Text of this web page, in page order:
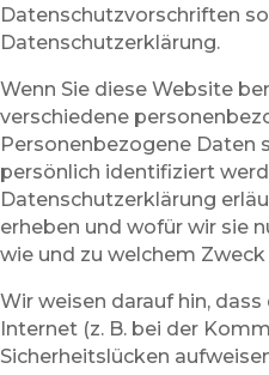
Datenschutzvorschriften
Datenschutzerklärung.
Wenn Sie diese Website
verschiedene
Personenbezogene Daten
persönlich identifiziert
Datenschutzerklärung
erheben und wofür wir sie
wie und zu welchem
Wir weisen darauf hin,
Internet (z. B. bei der
Sicherheitslücken